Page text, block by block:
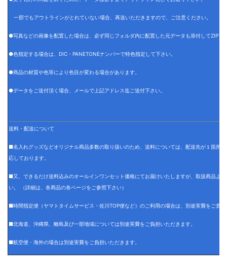
一部でもアウトラインがとれていない場合、再送いただきますので、ご注意ください。
●写真などの画像を配置した場合は、必ず同じフォルダ内に配置した元データも添付してZIPフ
●色指定する場合は、DIC・PANETONEナンバーで特色指定して下さい。
●商品の材質や色等により色目が変わる場合があります。
●データをご送付頂く場合、メールで上記アドレス迄ご送付下さい。
送料・配送について
■名入れグッズなどオリジナル商品多数の取り扱いのため、送料については、配送先が１箇所
応しております。
■又、できるだけ送料込みのオールインワンセット価格にてお届けいたしますが、取扱商品よ
い。 （詳細は、各商品の各ページをご参照下さい）
■時間指定便（ヤマトタイムサービス・佐川TOP便など）のご利用の場合は、別途実費をご負
■北海道、沖縄県、離島及び一部地域については別途実費をご負担いただきます。
■航空便・海外の場合は別途実費をご負担いただきます。